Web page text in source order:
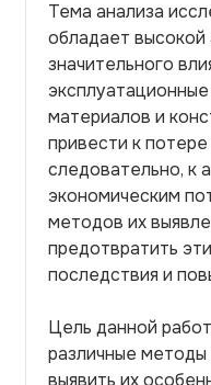
Тема анализа
обладает высокой
значительного
материалов и
привести к
следовательно, к
экономическим
методов их
предотвратить
последствия и
Цель данной
различные
выявить их